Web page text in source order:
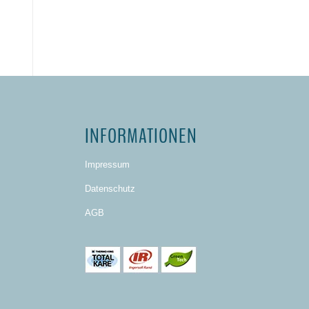
INFORMATIONEN
Impressum
Datenschutz
AGB